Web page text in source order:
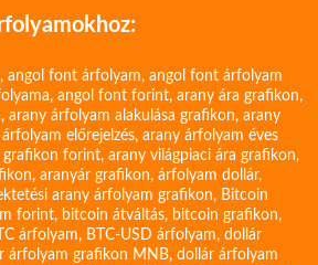
, angol font árfolyam, angol font árfolyam
, angol font forint, arany ára grafikon,
, arany árfolyam alakulása grafikon, arany
előrejelzés, arany árfolyam éves
grafikon forint, arany világpiaci ára grafikon,
, aranyár grafikon, árfolyam dollár,
arany árfolyam grafikon, Bitcoin
forint, bitcoin átváltás, bitcoin grafikon,
árfolyam, BTC-USD árfolyam, dollár
árfolyam grafikon MNB, dollár árfolyam